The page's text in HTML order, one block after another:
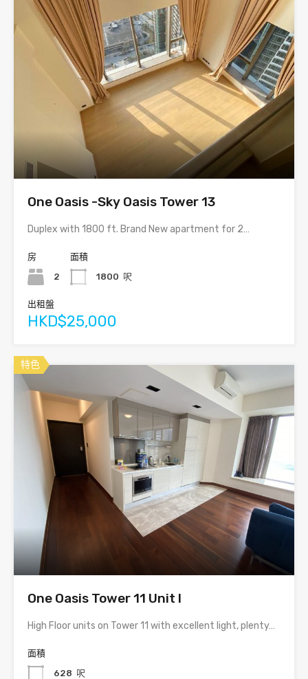
One Oasis -Sky Oasis Tower 13
Duplex with 1800 ft. Brand New apartment for 2…
房
2
面積
1800 呎
出租盤
HKD$25,000
特色
One Oasis Tower 11 Unit I
High Floor units on Tower 11 with excellent light, plenty…
面積
628 呎